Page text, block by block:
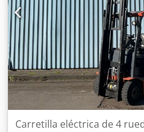
Carretilla eléctrica de 4